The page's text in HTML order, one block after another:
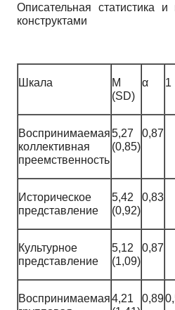
Описательная статистика
конструктами
Шкала
M
(SD)
α 1
Воспринимаемая
коллективная
преемственность
5,27
(0,85)
0,87
Историческое
представление
5,42
(0,92)
0,83
Культурное
представление
5,12
(1,09)
0,87
Воспринимаемая4,21
0,89